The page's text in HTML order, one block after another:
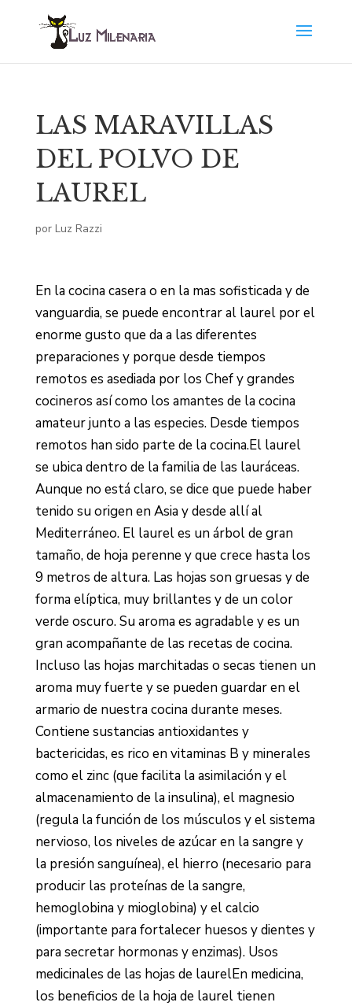
LAS MARAVILLAS
DEL POLVO DE
LAUREL
por Luz Razzi
En la cocina casera o en la mas sofisticada y de
vanguardia, se puede encontrar al laurel por el
enorme gusto que da a las diferentes
preparaciones y porque desde tiempos
remotos es asediada por los Chef y grandes
cocineros así como los amantes de la cocina
amateur junto a las especies. Desde tiempos
remotos han sido parte de la cocina.El laurel
se ubica dentro de la familia de las lauráceas.
Aunque no está claro, se dice que puede haber
tenido su origen en Asia y desde allí al
Mediterráneo. El laurel es un árbol de gran
tamaño, de hoja perenne y que crece hasta los
9 metros de altura. Las hojas son gruesas y de
forma elíptica, muy brillantes y de un color
verde oscuro. Su aroma es agradable y es un
gran acompañante de las recetas de cocina.
Incluso las hojas marchitadas o secas tienen un
aroma muy fuerte y se pueden guardar en el
armario de nuestra cocina durante meses.
Contiene sustancias antioxidantes y
bactericidas, es rico en vitaminas B y minerales
como el zinc (que facilita la asimilación y el
almacenamiento de la insulina), el magnesio
(regula la función de los músculos y el sistema
nervioso, los niveles de azúcar en la sangre y
la presión sanguínea), el hierro (necesario para
producir las proteínas de la sangre,
hemoglobina y mioglobina) y el calcio
(importante para fortalecer huesos y dientes y
para secretar hormonas y enzimas). Usos
medicinales de las hojas de laurelEn medicina,
los beneficios de la hoja de laurel tienen